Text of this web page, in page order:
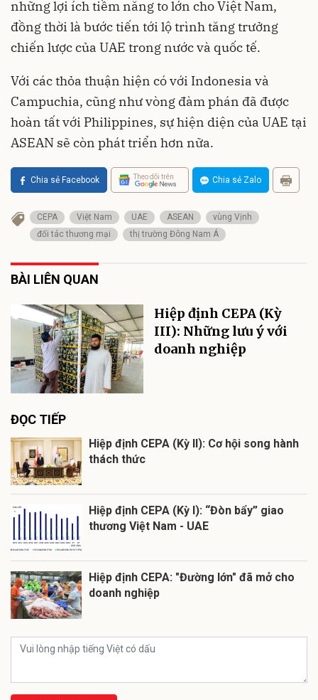
những lợi ích tiềm năng to lớn cho Việt Nam,
đồng thời là bước tiến tới lộ trình tăng trưởng
chiến lược của UAE trong nước và quốc tế.
Với các thỏa thuận hiện có với Indonesia và
Campuchia, cũng như vòng đàm phán đã được
hoàn tất với Philippines, sự hiện diện của UAE tại
ASEAN sẽ còn phát triển hơn nữa.
Chia sẻ Facebook Theo dõi trên Chia sẻ Zalo
CEPA Việt Nam UAE ASEAN
vùng Vịnh
đối tác thương mại
thị trường Đông Nam Á
BÀI LIÊN QUAN
Hiệp định CEPA (Kỳ
III): Những lưu ý với
doanh nghiệp
ĐỌC TIẾP
Hiệp định CEPA (Kỳ II): Cơ hội song hành
thách thức
Hiệp định CEPA (Kỳ I): “Đòn bẩy” giao
thương Việt Nam - UAE
Hiệp định CEPA: "Đường lớn" đã mở cho
doanh nghiệp